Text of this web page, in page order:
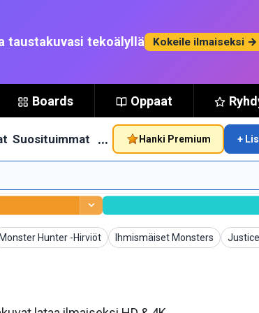
taustakuvasi tekoälyllä Kokeile ilmaiseksi →
Boards Oppaat
Suosituimmat … Hanki Premium +
Monster Hunter -Hirviöt Ihmismäiset Monsters
Taustakuvat